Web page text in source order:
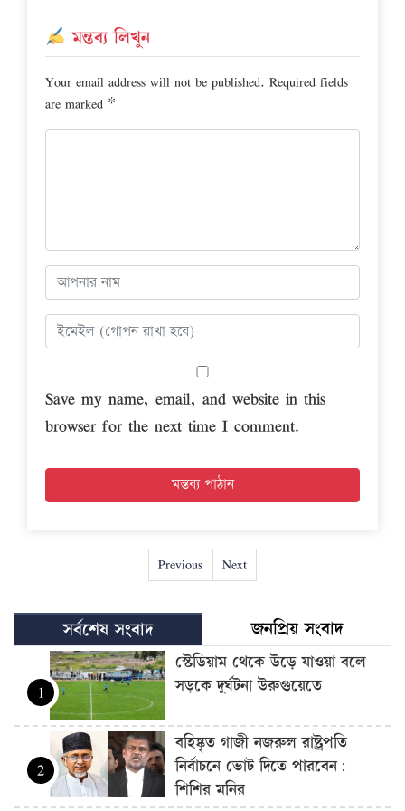
মন্তব্য লিখুন
Your email address will not be published. Required fields
are marked *
Save my name, email, and website in this
browser for the next time I comment.
Previous Next
সর্বশেষ সংবাদ জনপ্রিয় সংবাদ
1
স্টেডিয়াম থেকে উড়ে যাওয়া বলে
সড়কে দুর্ঘটনা উরুগুয়েতে
2
বহিষ্কৃত গাজী নজরুল রাষ্ট্রপতি
নির্বাচনে ভোট দিতে পারবেন:
শিশির মনির